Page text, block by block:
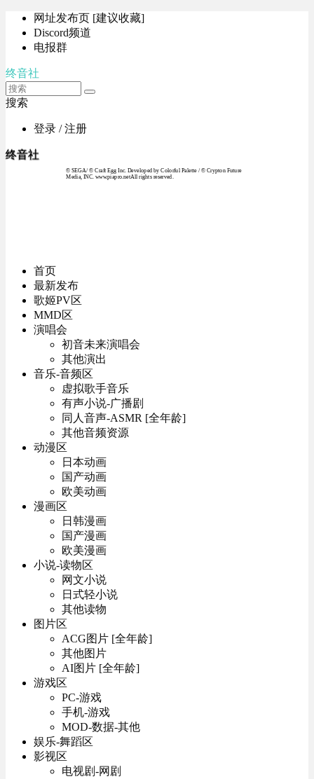
网址发布页 [建议收藏]
Discord频道
电报群
终音社
搜索
登录 / 注册
终音社
© SEGA / © Craft Egg Inc. Developed by Colorful Palette / © Crypton Future
Media, INC. www.piapro.netAll rights reserved.
首页
最新发布
歌姬PV区
MMD区
演唱会
初音未来演唱会
其他演出
音乐-音频区
虚拟歌手音乐
有声小说-广播剧
同人音声-ASMR [全年龄]
其他音频资源
动漫区
日本动画
国产动画
欧美动画
漫画区
日韩漫画
国产漫画
欧美漫画
小说-读物区
网文小说
日式轻小说
其他读物
图片区
ACG图片 [全年龄]
其他图片
AI图片 [全年龄]
游戏区
PC-游戏
手机-游戏
MOD-数据-其他
娱乐-舞蹈区
影视区
电视剧-网剧